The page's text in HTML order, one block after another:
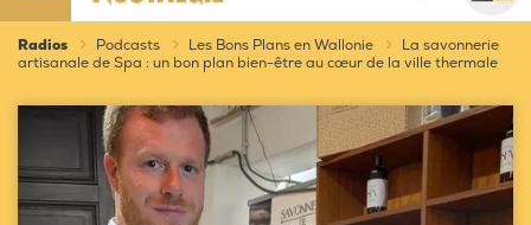
Radios Podcasts Les Bons Plans en Wallonie
La savonnerie
artisanale de Spa : un bon plan bien-être au cœur de la ville thermale